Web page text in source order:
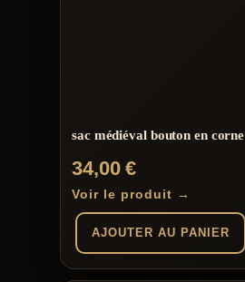
sac médiéval bouton en corne
34,00€
Voir le produit →
AJOUTER AU PANIER